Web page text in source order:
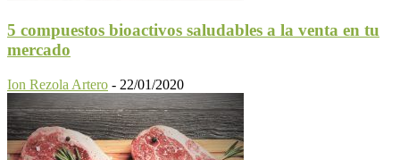
5 compuestos bioactivos saludables a la venta en tu
mercado
Ion Rezola Artero - 22/01/2020